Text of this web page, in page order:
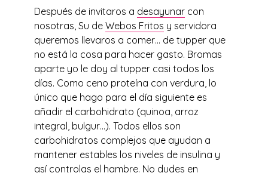
Después de invitaros a desayunar con
nosotras, Su de Webos Fritos y servidora
queremos llevaros a comer… de tupper que
no está la cosa para hacer gasto. Bromas
aparte yo le doy al tupper casi todos los
días. Como ceno proteína con verdura, lo
único que hago para el día siguiente es
añadir el carbohidrato (quinoa, arroz
integral, bulgur…). Todos ellos son
carbohidratos complejos que ayudan a
mantener estables los niveles de insulina y
así controlas el hambre. No dudes en